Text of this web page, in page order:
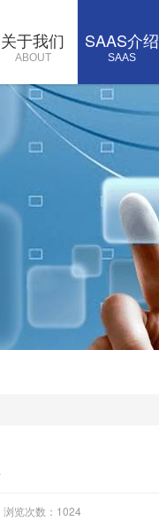
关于我们
ABOUT
SAAS介绍
SAAS
浏览次数： 1024